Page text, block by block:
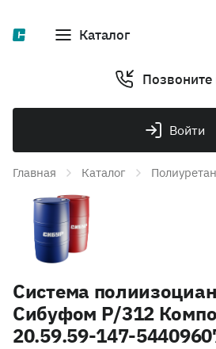
Каталог
Войти
Главная Каталог
Система
Сибуфом Р/312
20.59.59-147-